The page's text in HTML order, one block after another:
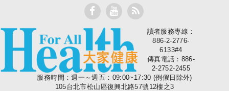
大家健康
讀者服務專線：
886-2-2776-
6133#4
傳真電話：886-
2-2752-2455
服務時間：週一～週五：09:00~17:30 (例假日除外)
105台北市松山區復興北路57號12樓之3